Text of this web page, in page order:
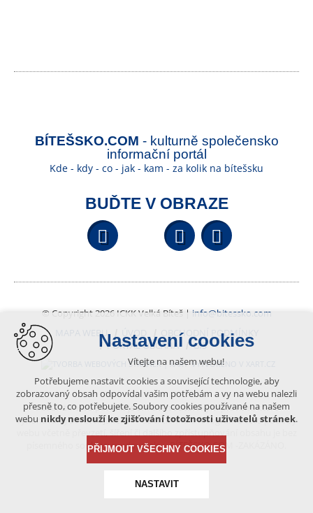
BÍTEŠSKO.COM - kulturně společensko
informační portál
Kde - kdy - co - jak - kam - za kolik na bítešsku
BUĎTE V OBRAZE
Facebook YouTube
© Copyright 2026 ICKK Velká Bíteš | info@bitessko.com
MAPA WEBU
ÚVOD
OBCHODNÍ PODMÍNKY
PORTÁL OBČANA
GIS
VYTVOŘENO V XART.CZ
Obsah tohoto portálu je chráněn autorským právem, které
vykonává vydavatel. Jakékoliv užití článků a fotografií z této podoby
písemného souhlasu vydavatele – BÍTEŠSKO.COM -ZAKÁZÁNO.
Nastavení cookies
Vítejte na našem webu!
Potřebujeme nastavit cookies a související technologie, aby
zobrazovaný obsah odpovídal vašim potřebám a vy na webu nalezli
přesně to, co potřebujete. Soubory cookies používané na našem
webu nikdy neslouží ke zjišťování totožnosti uživatelů stránek.
PŘIJMOUT VŠECHNY COOKIES
NASTAVIT